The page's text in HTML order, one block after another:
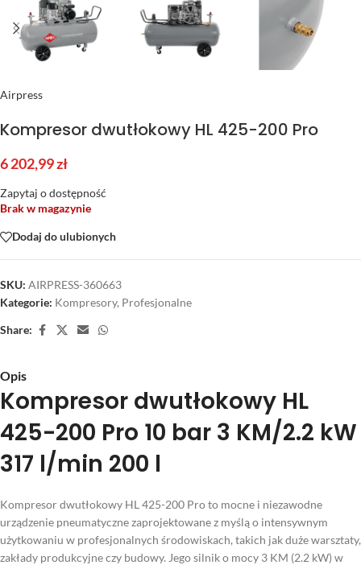
Airpress
Kompresor dwutłokowy HL 425-200 Pro
6 202,99zł
Zapytaj o dostępność
Brak w magazynie
Dodaj do ulubionych
SKU: AIRPRESS-360663
Kategorie: Kompresory, Profesjonalne
Share:
Opis
Kompresor dwutłokowy HL
425-200 Pro 10 bar 3 KM/2.2 kW
317 l/min 200 l
Kompresor dwutłokowy HL 425-200 Pro to mocne i niezawodne
urządzenie pneumatyczne zaprojektowane z myślą o intensywnym
użytkowaniu w profesjonalnych środowiskach, takich jak duże warsztaty,
zakłady produkcyjne czy budowy. Jego silnik o mocy 3 KM (2.2 kW) w